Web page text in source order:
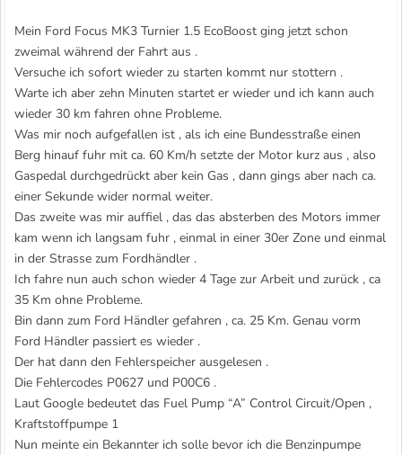
Mein Ford Focus MK3 Turnier 1.5 EcoBoost ging jetzt schon
zweimal während der Fahrt aus .
Versuche ich sofort wieder zu starten kommt nur stottern .
Warte ich aber zehn Minuten startet er wieder und ich kann auch
wieder 30 km fahren ohne Probleme.
Was mir noch aufgefallen ist , als ich eine Bundesstraße einen
Berg hinauf fuhr mit ca. 60 Km/h setzte der Motor kurz aus , also
Gaspedal durchgedrückt aber kein Gas , dann gings aber nach ca.
einer Sekunde wider normal weiter.
Das zweite was mir auffiel , das das absterben des Motors immer
kam wenn ich langsam fuhr , einmal in einer 30er Zone und einmal
in der Strasse zum Fordhändler .
Ich fahre nun auch schon wieder 4 Tage zur Arbeit und zurück , ca
35 Km ohne Probleme.
Bin dann zum Ford Händler gefahren , ca. 25 Km. Genau vorm
Ford Händler passiert es wieder .
Der hat dann den Fehlerspeicher ausgelesen .
Die Fehlercodes P0627 und P00C6 .
Laut Google bedeutet das Fuel Pump “A” Control Circuit/Open ,
Kraftstoffpumpe 1
Nun meinte ein Bekannter ich solle bevor ich die Benzinpumpe